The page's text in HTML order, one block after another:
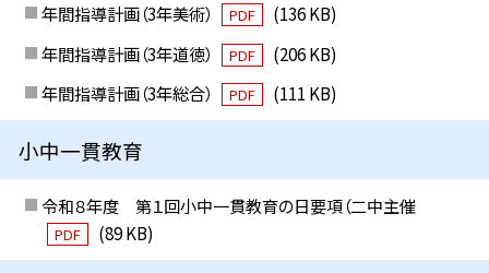
年間指導計画（3年美術）
PDF
(136 KB)
年間指導計画（3年道徳）
PDF
(206 KB)
年間指導計画（3年総合）
PDF (111 KB)
小中一貫教育
令和８年度 第１回小中一貫教育の日要項（二中主催
PDF (89 KB)